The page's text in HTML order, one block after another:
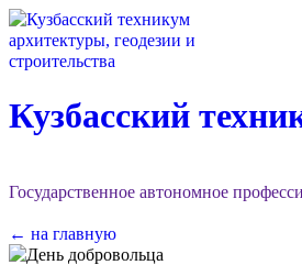
Кузбасский
Государственное автономное
← на главную